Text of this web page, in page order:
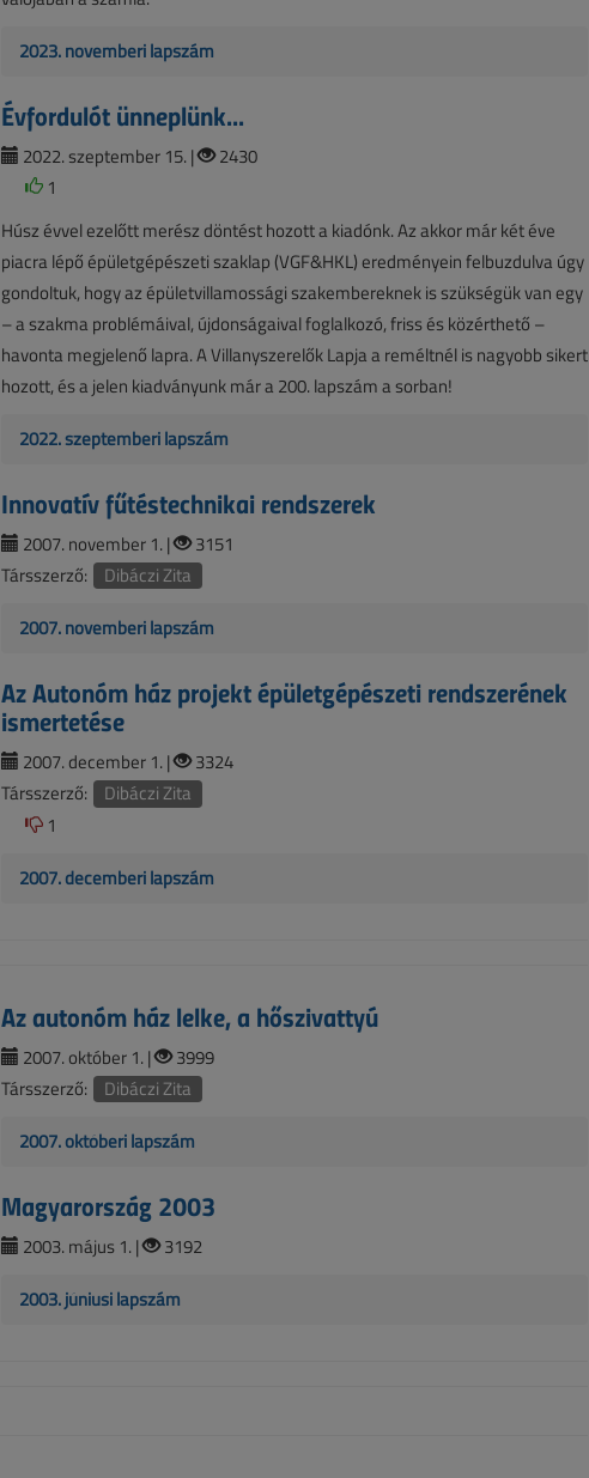
2023. novemberi lapszám
Évfordulót ünneplünk...
2022. szeptember 15. |
2430
1
Húsz évvel ezelőtt merész döntést hozott a kiadónk. Az akkor már két éve
piacra lépő épületgépészeti szaklap (VGF&HKL) eredményein felbuzdulva úgy
gondoltuk, hogy az épületvillamossági szakembereknek is szükségük van egy
– a szakma problémáival, újdonságaival foglalkozó, friss és közérthető –
havonta megjelenő lapra. A Villanyszerelők Lapja a reméltnél is nagyobb sikert
hozott, és a jelen kiadványunk már a 200. lapszám a sorban!
2022. szeptemberi lapszám
Innovatív fűtéstechnikai rendszerek
2007. november 1. |
3151
Társszerző:
Dibáczi Zita
2007. novemberi lapszám
Az Autonóm ház projekt épületgépészeti rendszerének
ismertetése
2007. december 1. |
3324
Társszerző:
Dibáczi Zita
1
2007. decemberi lapszám
Az autonóm ház lelke, a hőszivattyú
2007. október 1. |
3999
Társszerző:
Dibáczi Zita
2007. októberi lapszám
Magyarország 2003
2003. május 1. | 3192
2003. júniusi lapszám